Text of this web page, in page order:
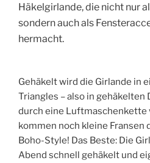
Häkelgirlande, die nicht nur
sondern auch als
hermacht.
Gehäkelt wird die Girlande in
Triangles – also in gehäkelten
durch eine Luftmaschenkette
kommen noch kleine Fransen
Boho-Style! Das Beste: Die
Abend schnell gehäkelt und